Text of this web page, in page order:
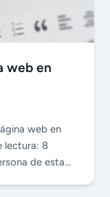
web en
web en
lectura: 8
de esta